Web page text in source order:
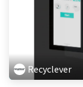
Recyclever